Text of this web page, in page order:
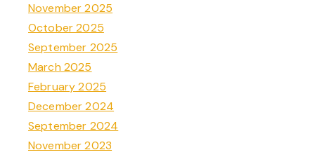
November 2025
October 2025
September 2025
March 2025
February 2025
December 2024
September 2024
November 2023